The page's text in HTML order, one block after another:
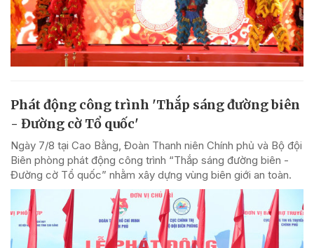
Phát động công trình 'Thắp sáng đường biên
- Đường cờ Tổ quốc'
Ngày 7/8 tại Cao Bằng, Đoàn Thanh niên Chính phủ và Bộ đội
Biên phòng phát động công trình “Thắp sáng đường biên -
Đường cờ Tổ quốc” nhằm xây dựng vùng biên giới an toàn.